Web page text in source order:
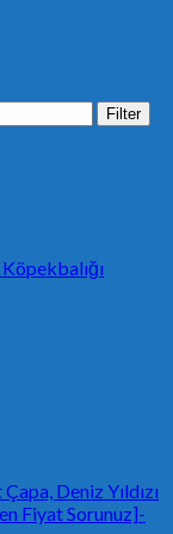
Filter
Deniz Yıldızı
Fiyat Sorunuz]-